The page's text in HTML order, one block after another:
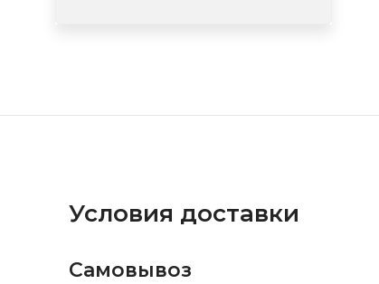
Условия доставки
Самовывоз